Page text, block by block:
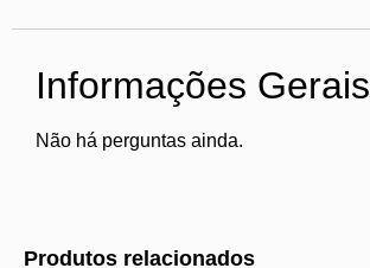
Informações Gerais
Não há perguntas ainda.
Produtos relacionados